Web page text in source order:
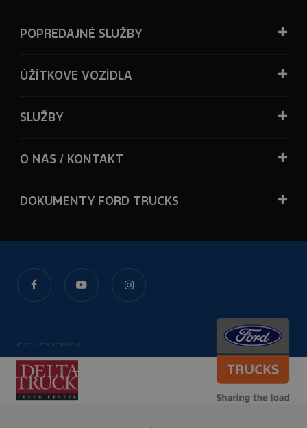
POPREDAJNÉ SLUŽBY
ÚŽİTKOVE VOZİDLA
SLUŽBY
O NAS / KONTAKT
DOKUMENTY FORD TRUCKS
© 2019 FORD TRUCKS